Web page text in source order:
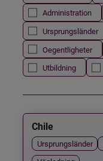
Administration
Ursprungsländer
Oegentligheter
Utbildning
Chile
Ursprungsländer